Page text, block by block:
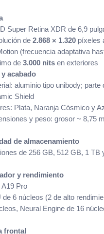
Super Retina XDR de 6,9
de 2.868 × 1.320 píxeles
(frecuencia adaptativa
de 3.000 nits en exteriores
acabado
aluminio tipo unibody;
Shield
Plata, Naranja Cósmico y
y peso: grosor ~ 8,75
de almacenamiento
de 256 GB, 512 GB, 1 TB
y rendimiento
A19 Pro
de 6 núcleos (2 de alto
Neural Engine de 16
frontal